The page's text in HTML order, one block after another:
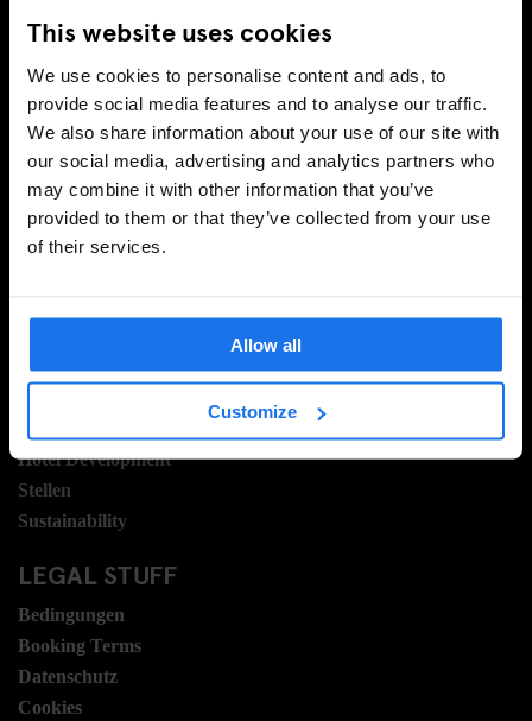
This website uses cookies
We use cookies to personalise content and ads, to
provide social media features and to analyse our traffic.
We also share information about your use of our site with
our social media, advertising and analytics partners who
may combine it with other information that you’ve
provided to them or that they’ve collected from your use
of their services.
Allow all
Customize
MELDE DICH FÜR UNSEREN NEWSLETTER AN, UM
REGISTRIEREN
Kontakt
Hotel Development
Stellen
Sustainability
LEGAL STUFF
Bedingungen
Booking Terms
Datenschutz
Cookies